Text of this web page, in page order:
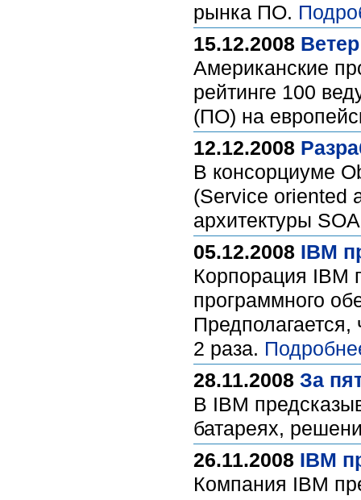
рынка ПО.
15.12.2008
Американские
рейтинге 100
(ПО) на
12.12.2008
В консорциуме
(Service oriented
архитектуры
05.12.2008 IBM
Корпорация IBM
программного
2 раза.
28.11.2008 За
В IBM
батареях,
26.11.2008 IBM
Компания IBM